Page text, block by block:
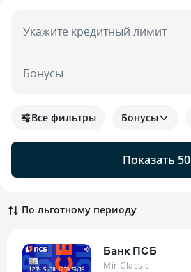
Укажите кредитный лимит
Бонусы
Показать 50
Все фильтры Бонусы
По льготному периоду
Банк ПСБ
Mir Classic